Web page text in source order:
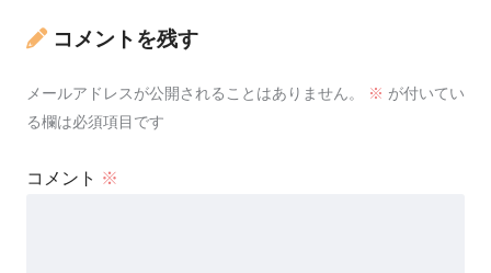
コメントを残す
メールアドレスが公開されることはありません。 ※ が付いてい
る欄は必須項目です
コメント ※